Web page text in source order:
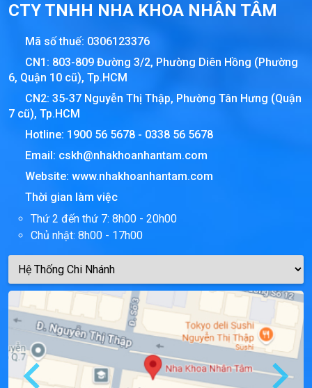
CTY TNHH NHA KHOA NHÂN TÂM
Mã số thuế: 0306123376
CN1: 803-809 Đường 3/2, Phường Diên Hồng (Phường
6, Quận 10 cũ), Tp.HCM
CN2: 35-37 Nguyễn Thị Thập, Phường Tân Hưng (Quận
7 cũ), Tp.HCM
Hotline: 1900 56 5678 - 0338 56 5678
Email: cskh@nhakhoanhantam.com
Website: www.nhakhoanhantam.com
Thời gian làm việc
Thứ 2 đến thứ 7: 8h00 - 20h00
Chủ nhật: 8h00 - 17h00